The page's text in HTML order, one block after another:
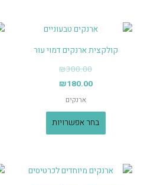
קולקצית ארנקים דמוי עור
₪300.00
₪180.00
ארנקים
בחר אפשרויות